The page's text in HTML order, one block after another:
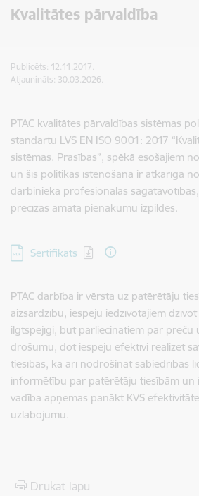
Kvalitātes pārvaldība
Publicēts: 12.11.2017.
Atjaunināts: 30.03.2026.
PTAC kvalitātes pārvaldības sistēmas
standartu LVS EN ISO 9001: 2017
sistēmas. Prasības”, spēkā esošajiem
un šīs politikas īstenošana ir atkarīga
darbinieka profesionālās
precīzas amata pienākumu izpildes.
Lejupielādēt:
Sertifikāts
PTAC darbība ir vērsta uz patērētāju
aizsardzību, iespēju iedzīvotājiem
ilgtspējīgi, būt pārliecinātiem par preču
drošumu, dot iespēju efektīvi realizēt
tiesības, kā arī nodrošināt sabiedrības
informētību par patērētāju tiesībām un
vadība apņemas panākt KVS
uzlabojumu.
Drukāt lapu